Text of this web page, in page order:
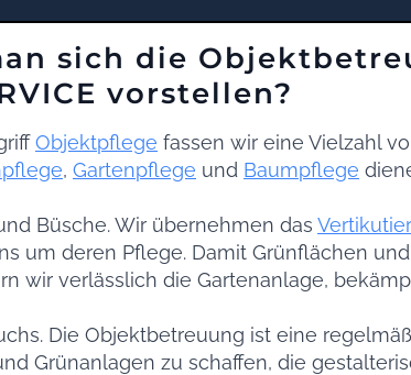
sich die
vorstellen?
Objektpflege fassen wir eine Vielzahl
, Gartenpflege und Baumpflege
Büsche. Wir übernehmen das
um deren Pflege. Damit Grünflächen
wir verlässlich die Gartenanlage,
Die Objektbetreuung ist eine
Grünanlagen zu schaffen, die